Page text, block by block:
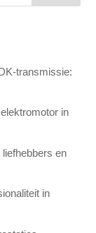
transmissie:
in
en
in